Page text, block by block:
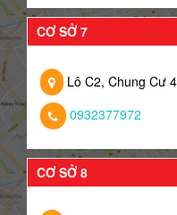
CƠ SỞ 7
Lô C2, Chung Cư
0932377972
CƠ SỞ 8